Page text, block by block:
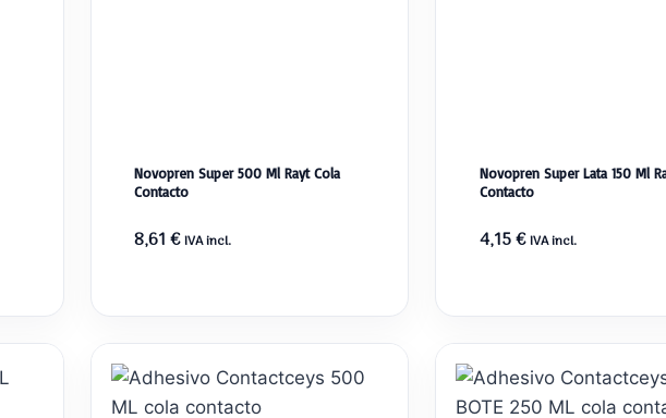
Novopren Super 500 Ml Rayt Cola
Contacto
8,61 € IVA incl.
Novopren Super Lata 150 Ml
Contacto
4,15€ IVA incl.